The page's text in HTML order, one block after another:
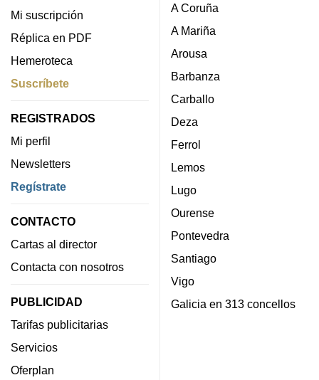
Mi suscripción
Réplica en PDF
Hemeroteca
Suscríbete
REGISTRADOS
Mi perfil
Newsletters
Regístrate
CONTACTO
Cartas al director
Contacta con nosotros
PUBLICIDAD
Tarifas publicitarias
Servicios
Oferplan
A Coruña
A Mariña
Arousa
Barbanza
Carballo
Deza
Ferrol
Lemos
Lugo
Ourense
Pontevedra
Santiago
Vigo
Galicia en 313 concellos